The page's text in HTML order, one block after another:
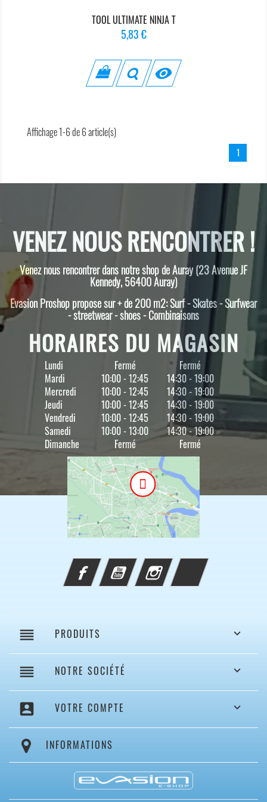
TOOL ULTIMATE NINJA T
Prix
5,83 €

Affichage 1-6 de 6 article(s)
1
VENEZ NOUS RENCONTRER !
Venez nous rencontrer dans notre shop de Auray (23 Avenue JF
Kennedy, 56400 Auray)
Evasion Proshop propose sur + de 200 m2: Surf - Skates - Surfwear
- streetwear - shoes - Combinaisons
HORAIRES DU MAGASIN
Lundi Fermé
Fermé
Mardi
10:00 - 12:45
14:30 - 19:00
Mercredi
10:00 - 12:45
14:30 - 19:00
Jeudi
10:00 - 12:45
14:30 - 19:00
Vendredi
10:00 - 12:45
14:30 - 19:00
Samedi
10:00 - 13:00
14:30 - 19:00
Dimanche
Fermé Fermé
FacebookYouTube InstagramTikTok
reorder PRODUITS 
reorder NOTRE SOCIÉTÉ 
account_box VOTRE COMPTE 
INFORMATIONS